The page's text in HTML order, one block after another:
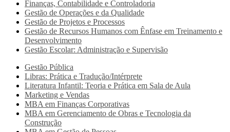
Finanças, Contabilidade e Controladoria
Gestão de Operações e da Qualidade
Gestão de Projetos e Processos
Gestão de Recursos Humanos com Ênfase em Treinamento e
Desenvolvimento
Gestão Escolar: Administração e Supervisão
Gestão Pública
Libras: Prática e Tradução/Intérprete
Literatura Infantil: Teoria e Prática em Sala de Aula
Marketing e Vendas
MBA em Finanças Corporativas
MBA em Gerenciamento de Obras e Tecnologia da
Construção